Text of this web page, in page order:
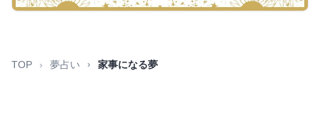
TOP 夢占い 家事になる夢